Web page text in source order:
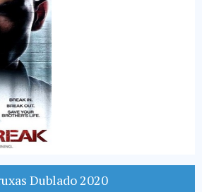
Dublado 2020